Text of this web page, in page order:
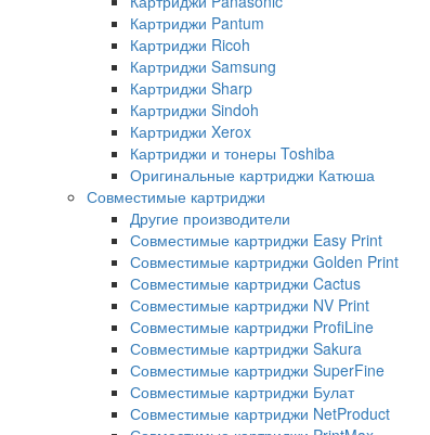
Картриджи Pantum
Картриджи Ricoh
Картриджи Samsung
Картриджи Sharp
Картриджи Sindoh
Картриджи Xerox
Картриджи и тонеры Toshiba
Оригинальные картриджи Катюша
Совместимые картриджи
Другие производители
Совместимые картриджи Easy Print
Совместимые картриджи Golden Print
Совместимые картриджи Cactus
Совместимые картриджи NV Print
Совместимые картриджи ProfiLine
Совместимые картриджи Sakura
Совместимые картриджи SuperFine
Совместимые картриджи Булат
Совместимые картриджи NetProduct